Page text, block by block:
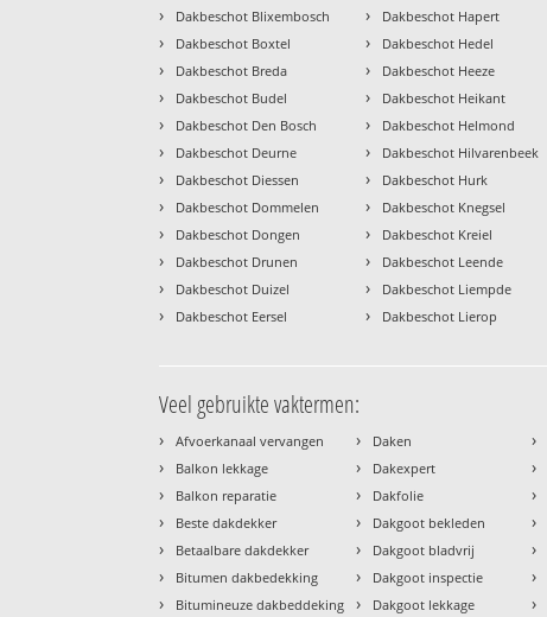
› Dakbeschot Blixembosch
› Dakbeschot Boxtel
› Dakbeschot Breda
› Dakbeschot Budel
› Dakbeschot Den Bosch
› Dakbeschot Deurne
› Dakbeschot Diessen
› Dakbeschot Dommelen
› Dakbeschot Dongen
› Dakbeschot Drunen
› Dakbeschot Duizel
› Dakbeschot Eersel
› Dakbeschot Hapert
› Dakbeschot Hedel
› Dakbeschot Heeze
› Dakbeschot Heikant
› Dakbeschot Helmond
› Dakbeschot Hilvarenbeek
› Dakbeschot Hurk
› Dakbeschot Knegsel
› Dakbeschot Kreiel
› Dakbeschot Leende
› Dakbeschot Liempde
› Dakbeschot Lierop
Veel gebruikte vaktermen:
› Afvoerkanaal vervangen
› Balkon lekkage
› Balkon reparatie
› Beste dakdekker
› Betaalbare dakdekker
› Bitumen dakbedekking
› Bitumineuze dakbeddeking
› Daken
› Dakexpert
› Dakfolie
› Dakgoot bekleden
› Dakgoot bladvrij
› Dakgoot inspectie
› Dakgoot lekkage
›
›
›
›
›
›
›